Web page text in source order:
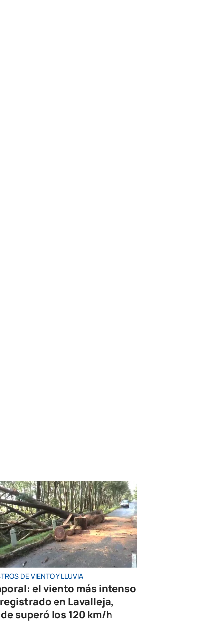
DE VIENTO Y LLUVIA
el viento más intenso
en Lavalleja,
superó los 120 km/h